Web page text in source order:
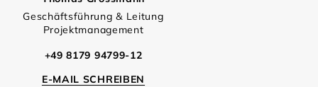
Geschäftsführung & Leitung
Projektmanagement
+49 8179 94799-12
E-MAIL SCHREIBEN